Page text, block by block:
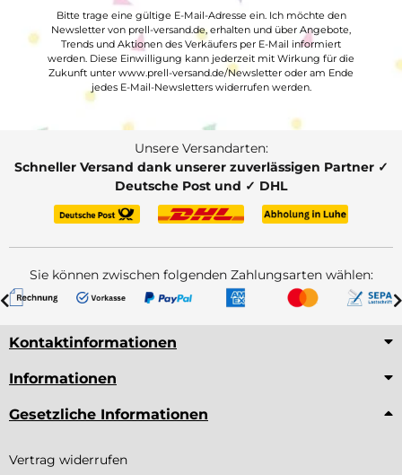
Bitte trage eine gültige E-Mail-Adresse ein. Ich möchte den
Newsletter von prell-versand.de, erhalten und über Angebote,
Trends und Aktionen des Verkäufers per E-Mail informiert
werden. Diese Einwilligung kann jederzeit mit Wirkung für die
Zukunft unter www.prell-versand.de/Newsletter oder am Ende
jedes E-Mail-Newsletters widerrufen werden.
Unsere Versandarten:
Schneller Versand dank unserer zuverlässigen Partner ✓
Deutsche Post und ✓ DHL
Sie können zwischen folgenden Zahlungsarten wählen:
Kontaktinformationen
Informationen
Gesetzliche Informationen
Vertrag widerrufen